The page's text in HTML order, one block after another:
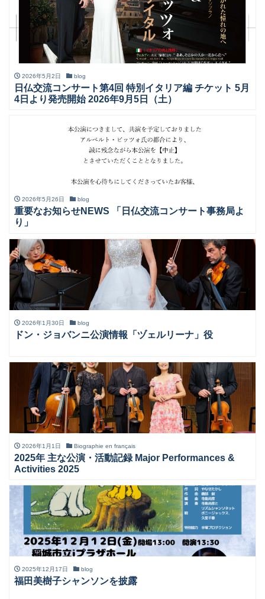
2026年5月2日 blog
日仏交流コンサート第4回 特別イタリア編 チケット 5月
4日より発売開始 2026年9月5日（土）
2026年5月26日 blog
重要なお知らせNEWS 「日仏交流コンサート事務局よ
り」
2026年1月30日 blog
ドン・ジョバンニ公演情報「ヅェルリーナ」役
2026年1月1日 Biographie en français
2025年 主な公演・活動記録 Major Performances &
Activities 2025
2025年12月17日 blog
福田美樹子シャンソンを披露